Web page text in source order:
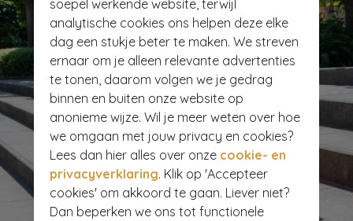
soepel werkende website, terwijl
analytische cookies ons helpen deze elke
dag een stukje beter te maken. We streven
ernaar om je alleen relevante advertenties
te tonen, daarom volgen we je gedrag
binnen en buiten onze website op
anonieme wijze. Wil je meer weten over hoe
we omgaan met jouw privacy en cookies?
Lees dan hier alles over onze cookie- en
privacyverklaring. Klik op 'Accepteer
cookies' om akkoord te gaan. Liever niet?
Dan beperken we ons tot functionele